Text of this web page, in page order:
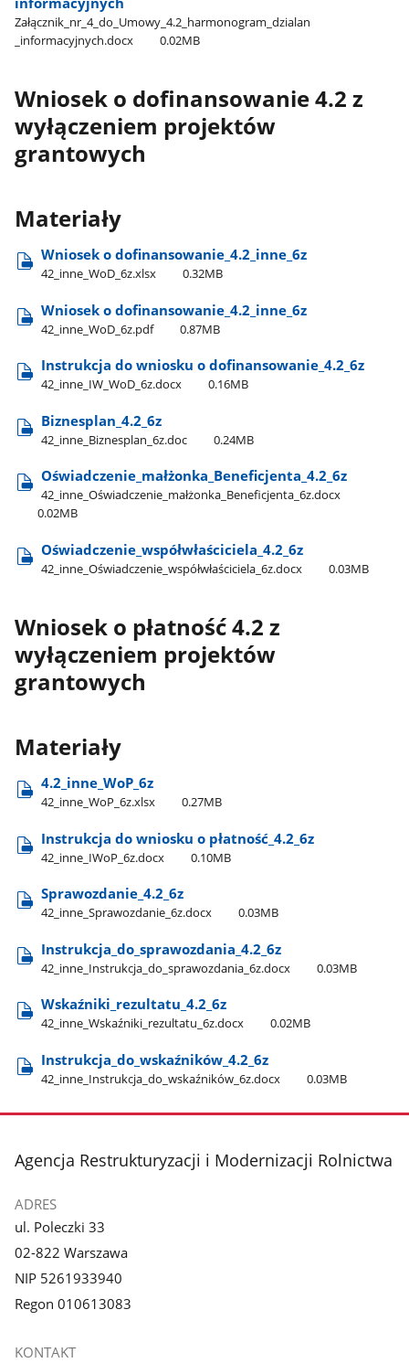
Załącznik​_nr​_4​_do​_Umowy​_4.2​_harmonogram​_dzialan​
_informacyjnych.docx
0.02MB
Wniosek o dofinansowanie 4.2 z
wyłączeniem projektów
grantowych
Materiały
Wniosek o dofinansowanie​_4.2​_inne​_6z
42​_inne​_WoD​_6z.xlsx 0.32MB
Wniosek o dofinansowanie​_4.2​_inne​_6z
42​_inne​_WoD​_6z.pdf 0.87MB
Instrukcja do wniosku o dofinansowanie​_4.2​_6z
42​_inne​_IW​_WoD​_6z.docx 0.16MB
Biznesplan​_4.2​_6z
42​_inne​_Biznesplan​_6z.doc 0.24MB
Oświadczenie​_małżonka​_Beneficjenta​_4.2​_6z
42​_inne​_Oświadczenie​_małżonka​_Beneficjenta​_6z.docx
0.02MB
Oświadczenie​_współwłaściciela​_4.2​_6z
42​_inne​_Oświadczenie​_współwłaściciela​_6z.docx 0.03MB
Wniosek o płatność 4.2 z
wyłączeniem projektów
grantowych
Materiały
4.2​_inne​_WoP​_6z
42​_inne​_WoP​_6z.xlsx 0.27MB
Instrukcja do wniosku o płatność​_4.2​_6z
42​_inne​_IWoP​_6z.docx 0.10MB
Sprawozdanie​_4.2​_6z
42​_inne​_Sprawozdanie​_6z.docx 0.03MB
Instrukcja​_do​_sprawozdania​_4.2​_6z
42​_inne​_Instrukcja​_do​_sprawozdania​_6z.docx 0.03MB
Wskaźniki​_rezultatu​_4.2​_6z
42​_inne​_Wskaźniki​_rezultatu​_6z.docx 0.02MB
Instrukcja​_do​_wskaźników​_4.2​_6z
42​_inne​_Instrukcja​_do​_wskaźników​_6z.docx 0.03MB
stopka
Agencja Restrukturyzacji i Modernizacji Rolnictwa
ADRES
ul. Poleczki 33
02-822 Warszawa
NIP 5261933940
Regon 010613083
KONTAKT